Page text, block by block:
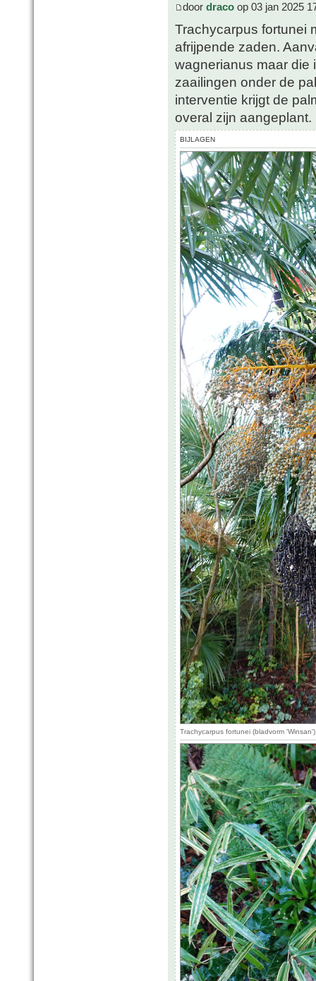
door draco op 03 jan 2025
Trachycarpus fortunei
afrijpende zaden.
wagnerianus maar die
zaailingen onder de
interventie krijgt de
overal zijn aangeplant.
BIJLAGEN
Trachycarpus fortunei (bladvorm